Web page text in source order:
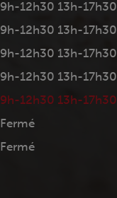
9h-12h30 13h-17h30
9h-12h30 13h-17h30
9h-12h30 13h-17h30
9h-12h30 13h-17h30
9h-12h30 13h-17h30
Fermé
Fermé